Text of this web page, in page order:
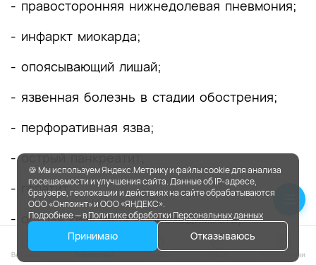
- правосторонняя нижнедолевая пневмония;
- инфаркт миокарда;
- опоясывающий лишай;
- язвенная болезнь в стадии обострения;
- перфоративная язва;
- острый панкреатит;
- гепатит;
- острая кишечная непроходимость;
- острый аппендицит.
🍪 Мы используем Яндекс.Метрику и файлы cookie для анализа
посещаемости и улучшения сайта. Данные об IP-адресе,
браузере, геолокации и действиях на сайте обрабатываются
ООО «Онпоинт» и ООО «ЯНДЕКС».
Подробнее — вПолитике обработки Персональных данных
Принимаю Отказываюсь